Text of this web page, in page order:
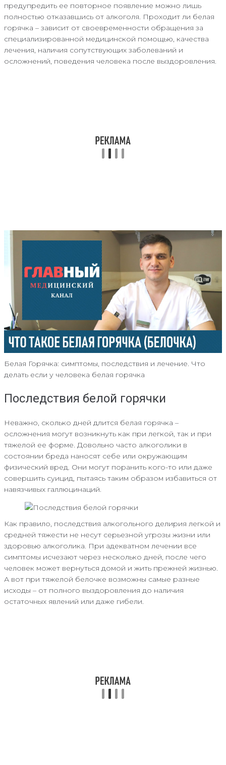
предупредить ее повторное появление можно лишь
полностью отказавшись от алкоголя. Проходит ли белая
горячка – зависит от своевременности обращения за
специализированной медицинской помощью, качества
лечения, наличия сопутствующих заболеваний и
осложнений, поведения человека после выздоровления.
Белая Горячка: симптомы, последствия и лечение. Что
делать если у человека белая горячка
Последствия белой горячки
Неважно, сколько дней длится белая горячка –
осложнения могут возникнуть как при легкой, так и при
тяжелой ее форме. Довольно часто алкоголики в
состоянии бреда наносят себе или окружающим
физический вред. Они могут поранить кого-то или даже
совершить суицид, пытаясь таким образом избавиться от
навязчивых галлюцинаций.
Как правило, последствия алкогольного делирия легкой и
средней тяжести не несут серьезной угрозы жизни или
здоровью алкоголика. При адекватном лечении все
симптомы исчезают через несколько дней, после чего
человек может вернуться домой и жить прежней жизнью.
А вот при тяжелой белочке возможны самые разные
исходы – от полного выздоровления до наличия
остаточных явлений или даже гибели.